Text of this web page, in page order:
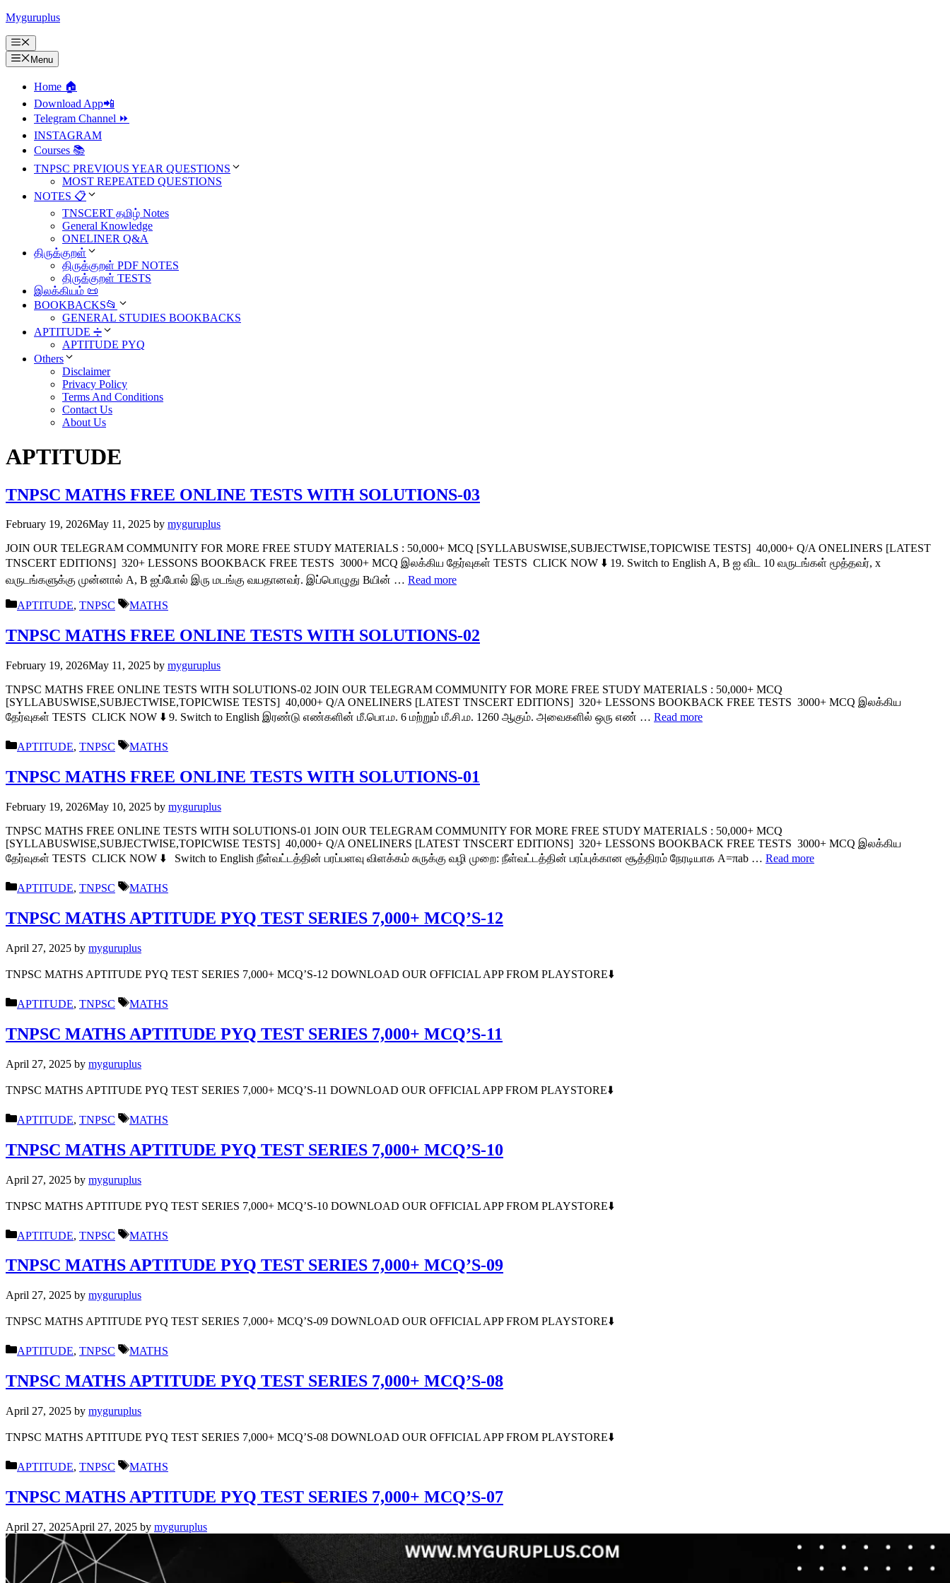
Skip
content
Myguruplus
Menu
Menu
Home 🏠
Download App📲
Telegram Channel ⏩
INSTAGRAM
Courses 📚
TNPSC PREVIOUS YEAR QUESTIONS
MOST REPEATED QUESTIONS
NOTES 📋
TNSCERT தமிழ் Notes
General Knowledge
ONELINER Q&A
திருக்குறள்
திருக்குறள் PDF NOTES
திருக்குறள் TESTS
இலக்கியம் 📜
BOOKBACKS📂
GENERAL STUDIES BOOKBACKS
APTITUDE ➗
APTITUDE PYQ
Others
Disclaimer
Privacy Policy
Terms And Conditions
Contact Us
About Us
APTITUDE
TNPSC MATHS FREE ONLINE TESTS WITH SOLUTIONS-03
February 19, 2026May 11, 2025 by myguruplus
JOIN OUR TELEGRAM COMMUNITY FOR MORE FREE STUDY MATERIALS : 50,000+ MCQ [SYLLABUSWISE,SUBJECTWISE,TOPICWISE TESTS] 40,000+ Q/A ONELINERS [LATEST
TNSCERT EDITIONS] 320+ LESSONS BOOKBACK FREE TESTS 3000+ MCQ இலக்கிய தேர்வுகள் TESTS CLICK NOW ⬇️ 19. Switch to English A, B ஐ விட 10 வருடங்கள் மூத்தவர், x
வருடங்களுக்கு முன்னால் A, B ஐப்போல் இரு மடங்கு வயதானவர். இப்பொழுது Bயின் … Read more
Categories
APTITUDE, TNPSC Tags
MATHS
TNPSC MATHS FREE ONLINE TESTS WITH SOLUTIONS-02
February 19, 2026May 11, 2025 by myguruplus
TNPSC MATHS FREE ONLINE TESTS WITH SOLUTIONS-02 JOIN OUR TELEGRAM COMMUNITY FOR MORE FREE STUDY MATERIALS : 50,000+ MCQ
[SYLLABUSWISE,SUBJECTWISE,TOPICWISE TESTS] 40,000+ Q/A ONELINERS [LATEST TNSCERT EDITIONS] 320+ LESSONS BOOKBACK FREE TESTS 3000+ MCQ இலக்கிய
தேர்வுகள் TESTS CLICK NOW ⬇️ 9. Switch to English இரண்டு எண்களின் மீ.பொ.ம. 6 மற்றும் மீ.சி.ம. 1260 ஆகும். அவைகளில் ஒரு எண் … Read more
Categories
APTITUDE, TNPSC Tags
MATHS
TNPSC MATHS FREE ONLINE TESTS WITH SOLUTIONS-01
February 19, 2026May 10, 2025 by myguruplus
TNPSC MATHS FREE ONLINE TESTS WITH SOLUTIONS-01 JOIN OUR TELEGRAM COMMUNITY FOR MORE FREE STUDY MATERIALS : 50,000+ MCQ
[SYLLABUSWISE,SUBJECTWISE,TOPICWISE TESTS] 40,000+ Q/A ONELINERS [LATEST TNSCERT EDITIONS] 320+ LESSONS BOOKBACK FREE TESTS 3000+ MCQ இலக்கிய
தேர்வுகள் TESTS CLICK NOW ⬇️ Switch to English நீள்வட்டத்தின் பரப்பளவு விளக்கம் சுருக்கு வழி முறை: நீள்வட்டத்தின் பரப்புக்கான சூத்திரம் நேரடியாக A=πab … Read more
Categories
APTITUDE, TNPSC Tags
MATHS
TNPSC MATHS APTITUDE PYQ TEST SERIES 7,000+ MCQ’S-12
April 27, 2025 by myguruplus
TNPSC MATHS APTITUDE PYQ TEST SERIES 7,000+ MCQ’S-12 DOWNLOAD OUR OFFICIAL APP FROM PLAYSTORE⬇️
Categories
APTITUDE, TNPSC Tags
MATHS
TNPSC MATHS APTITUDE PYQ TEST SERIES 7,000+ MCQ’S-11
April 27, 2025 by myguruplus
TNPSC MATHS APTITUDE PYQ TEST SERIES 7,000+ MCQ’S-11 DOWNLOAD OUR OFFICIAL APP FROM PLAYSTORE⬇️
Categories
APTITUDE, TNPSC Tags
MATHS
TNPSC MATHS APTITUDE PYQ TEST SERIES 7,000+ MCQ’S-10
April 27, 2025 by myguruplus
TNPSC MATHS APTITUDE PYQ TEST SERIES 7,000+ MCQ’S-10 DOWNLOAD OUR OFFICIAL APP FROM PLAYSTORE⬇️
Categories
APTITUDE, TNPSC Tags
MATHS
TNPSC MATHS APTITUDE PYQ TEST SERIES 7,000+ MCQ’S-09
April 27, 2025 by myguruplus
TNPSC MATHS APTITUDE PYQ TEST SERIES 7,000+ MCQ’S-09 DOWNLOAD OUR OFFICIAL APP FROM PLAYSTORE⬇️
Categories
APTITUDE, TNPSC Tags
MATHS
TNPSC MATHS APTITUDE PYQ TEST SERIES 7,000+ MCQ’S-08
April 27, 2025 by myguruplus
TNPSC MATHS APTITUDE PYQ TEST SERIES 7,000+ MCQ’S-08 DOWNLOAD OUR OFFICIAL APP FROM PLAYSTORE⬇️
Categories
APTITUDE, TNPSC Tags
MATHS
TNPSC MATHS APTITUDE PYQ TEST SERIES 7,000+ MCQ’S-07
April 27, 2025April 27, 2025 by myguruplus